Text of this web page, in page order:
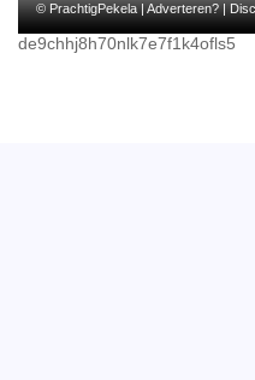
© PrachtigPekela |Adverteren?|
de9chhj8h70nlk7e7f1k4ofls5